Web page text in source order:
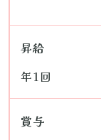
昇給
年1回
賞与